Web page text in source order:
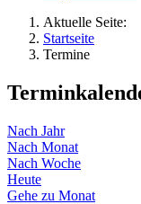
Aktuelle Seite:
Startseite
Termine
Nach Jahr
Nach Monat
Nach Woche
Heute
Gehe zu Monat